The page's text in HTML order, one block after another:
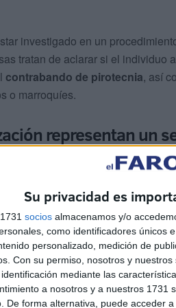
Su privacidad es
socios almacenamos y/o
como identificadores únicos
personalizado, medición de
Con su permiso, nosotros y
mediante las
a nosotros y a nuestros 1731
De forma alternativa, puede acceder
investigado en un
tratan de aclarar si el individuo
contrabando de pirotecnia, así
o marroquíes.
representan un
defuegos artificiales y
sujetas a estrictos
disturbios o celebraciones